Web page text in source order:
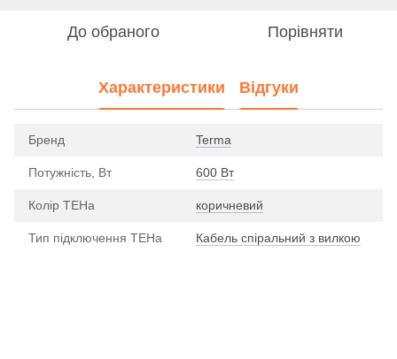
До обраного Порівняти
Характеристики Відгуки
Бренд Terma
Потужність, Вт 600 Вт
Колір ТЕНа коричневий
Тип підключення ТЕНа Кабель спіральний з вилкою